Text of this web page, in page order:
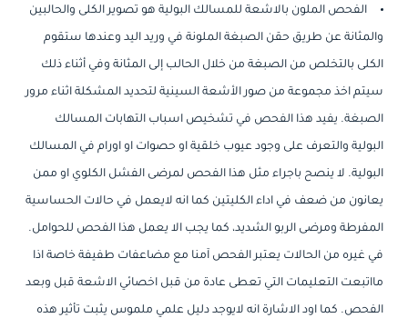
الفحص الملون بالاشعة للمسالك البولية هو تصوير الكلى والحالبين
والمثانة عن طريق حقن الصبغة الملونة في وريد اليد وعندها ستقوم
الكلى بالتخلص من الصبغة من خلال الحالب إلى المثانة وفي أثناء ذلك
سيتم اخذ مجموعة من صور الأشعة السينية لتحديد المشكلة اثناء مرور
الصبغة. يفيد هذا الفحص في تشخيص اسباب التهابات المسالك
البولية والتعرف على وجود عيوب خلقية او حصوات او اورام في المسالك
البولية. لا ينصح باجراء مثل هذا الفحص لمرضى الفشل الكلوي او ممن
يعانون من ضعف في اداء الكليتين كما انه لايعمل في حالات الحساسية
المفرطة ومرضى الربو الشديد، كما يجب الا يعمل هذا الفحص للحوامل.
في غيره من الحالات يعتبر الفحص آمنا مع مضاعفات طفيفة خاصة اذا
مااتبعت التعليمات التي تعطى عادة من قبل اخصائي الاشعة قبل وبعد
الفحص. كما اود الاشارة انه لايوجد دليل علمي ملموس يثبت تأثير هذه